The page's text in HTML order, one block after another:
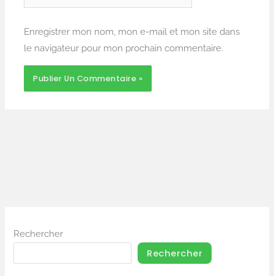
Enregistrer mon nom, mon e-mail et mon site dans
le navigateur pour mon prochain commentaire.
Rechercher
Rechercher